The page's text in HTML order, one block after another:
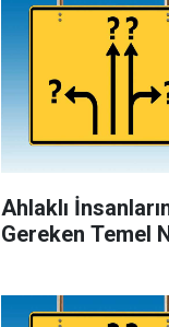
Ahlaklı
Gereken Temel